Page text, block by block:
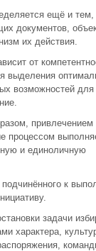
ещё и тем,
документов,
их действия.
от
выделения
возможностей для
привлечением
процессом
и единоличную
к
задачи
характера,